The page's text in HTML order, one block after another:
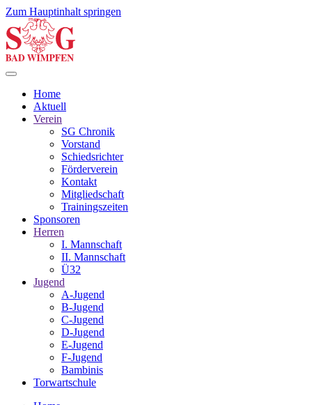
Zum Hauptinhalt springen
Home
Aktuell
Verein
SG Chronik
Vorstand
Schiedsrichter
Förderverein
Kontakt
Mitgliedschaft
Trainingszeiten
Sponsoren
Herren
I. Mannschaft
II. Mannschaft
Ü32
Jugend
A-Jugend
B-Jugend
C-Jugend
D-Jugend
E-Jugend
F-Jugend
Bambinis
Torwartschule